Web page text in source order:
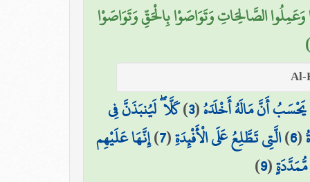
وَعَمِلُوا الصَّالِحَاتِ وَتَوَاصَوْا بِالْحَقِّ وَتَوَاصَوْا
يَحْسَبُ أَنَّ مَالَهُ أَخْلَدَهُ(
3
)كَلَّا ۖ لَيُنبَذَنَّ فِي
(
6
)الَّتِي تَطَّلِعُ عَلَى الْأَفْئِدَةِ(
7
)إِنَّهَا عَلَيْهِم
(
9
)